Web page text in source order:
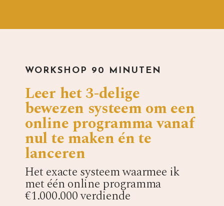
WORKSHOP 90 MINUTEN
Leer het 3-delige
bewezen systeem om een
online programma vanaf
nul te maken én te
lanceren
Het exacte systeem waarmee ik
met één online programma
€1.000.000 verdiende